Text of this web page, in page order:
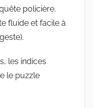
policière.
fluide et facile à
les indices
le puzzle